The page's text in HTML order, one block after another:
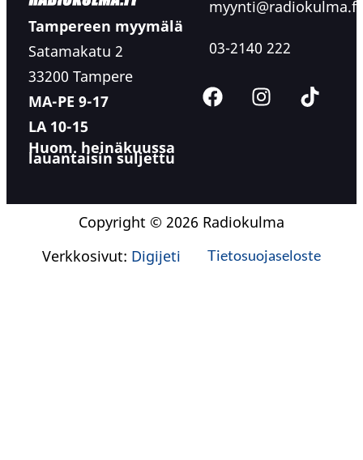
Tampereen myymälä
Satamakatu 2
33200 Tampere
MA-PE 9-17
LA 10-15
Huom. heinäkuussa
lauantaisin suljettu
myynti@radiokulma.fi
03-2140 222
Copyright © 2026 Radiokulma
Verkkosivut: Digijeti Tietosuojaseloste